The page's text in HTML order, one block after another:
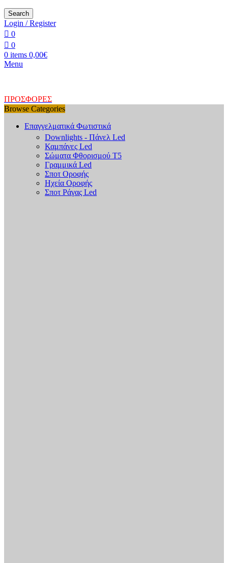
Search
Login / Register
0
0
0 items 0,00€
Menu
ΠΡΟΣΦΟΡΕΣ
Browse Categories
Επαγγελματικά Φωτιστικά
Downlights - Πάνελ Led
Καμπάνες Led
Σώματα Φθορισμού Τ5
Γραμμικά Led
Σποτ Οροφής
Ηχεία Οροφής
Σποτ Ράγας Led